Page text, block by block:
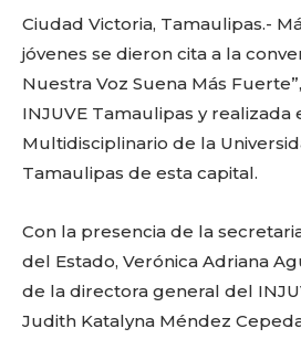
Ciudad Victoria, Tamaulipas.-
jóvenes se dieron cita a la
Nuestra Voz Suena Más
INJUVE Tamaulipas y realizada
Multidisciplinario de la
Tamaulipas de esta capital.
Con la presencia de la
del Estado, Verónica Adriana
de la directora general del
Judith Katalyna Méndez